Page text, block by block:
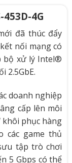
4G
đã thúc đẩy
nối mạng có
bộ xử lý Intel®
2.5GbE.
doanh nghiệp
cấp lên môi
khôi phục hàng
các game thủ
tập trò chơi
5 Gbps có thể